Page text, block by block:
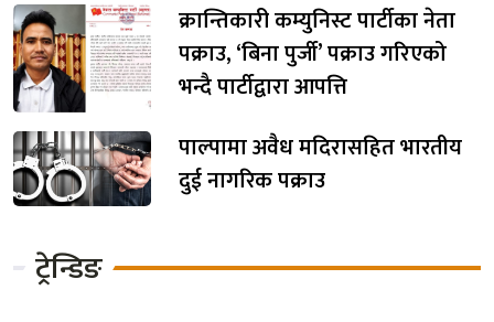
क्रान्तिकारी कम्युनिस्ट पार्टीका नेता
पक्राउ, ‘बिना पुर्जी’ पक्राउ गरिएको
भन्दै पार्टीद्वारा आपत्ति
पाल्पामा अवैध मदिरासहित भारतीय
दुई नागरिक पक्राउ
ट्रेन्डिङ